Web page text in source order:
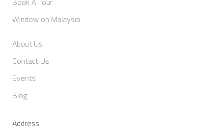
Window on Malaysia
About Us
Contact Us
Events
Blog
Address